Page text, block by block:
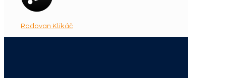
Radovan Klikáč